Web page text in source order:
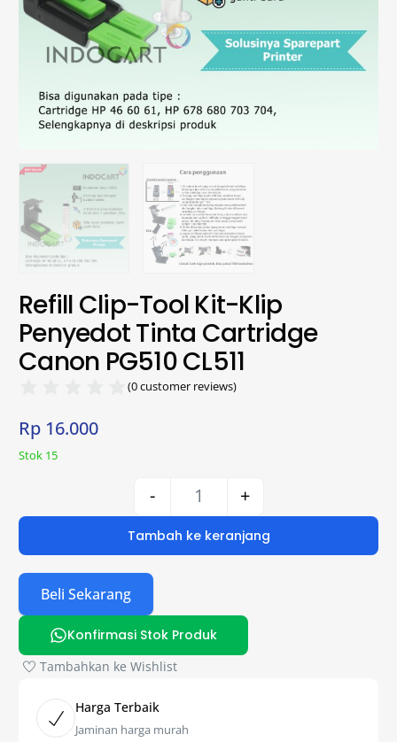
Refill Clip-Tool Kit-Klip
Penyedot Tinta Cartridge
Canon PG510 CL511
(0customer reviews)
Rp 16.000
Stok 15
- +
Tambah ke keranjang
Beli Sekarang
Konfirmasi Stok Produk
Tambahkan ke Wishlist
Harga Terbaik
Jaminan harga murah